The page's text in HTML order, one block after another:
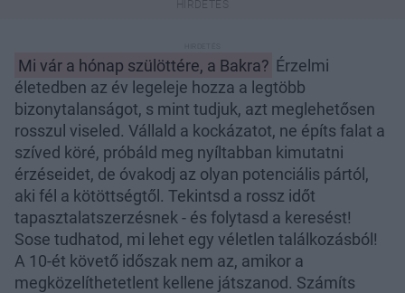
Mi vár a hónap szülöttére, a Bakra? Érzelmi
életedben az év legeleje hozza a legtöbb
bizonytalanságot, s mint tudjuk, azt meglehetősen
rosszul viseled. Vállald a kockázatot, ne építs falat a
szíved köré, próbáld meg nyíltabban kimutatni
érzéseidet, de óvakodj az olyan potenciális pártól,
aki fél a kötöttségtől. Tekintsd a rossz időt
tapasztalatszerzésnek - és folytasd a keresést!
Sose tudhatod, mi lehet egy véletlen találkozásból!
A 10-ét követő időszak nem az, amikor a
megközelíthetetlent kellene játszanod. Számíts